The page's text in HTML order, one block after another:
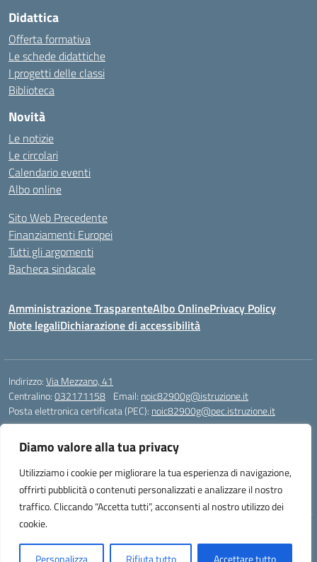
Diamo valore alla tua privacy
Utilizziamo i cookie per migliorare la tua esperienza di navigazione,
offrirti pubblicità o contenuti personalizzati e analizzare il nostro
traffico. Cliccando “Accetta tutti”, acconsenti al nostro utilizzo dei
cookie.
Personalizza Rifiuta tutto Accettare tutto
Didattica
Offerta formativa
Le schede didattiche
I progetti delle classi
Biblioteca
Novità
Le notizie
Le circolari
Calendario eventi
Albo online
Sito Web Precedente
Finanziamenti Europei
Tutti gli argomenti
Bacheca sindacale
Amministrazione TrasparenteAlbo OnlinePrivacy Policy
Note legaliDichiarazione di accessibilità
Indirizzo:Via Mezzano, 41
Centralino:032171158 Email: noic82900g@istruzione.it
Posta elettronica certificata (PEC): noic82900g@pec.istruzione.it
Codice meccanografico:NOIC82900G
Codice Indice delle Pubbliche Amministrazioni (IPA): istsc_noic82900g
Codice unico di fatturazione (CUF): UFJ1I0